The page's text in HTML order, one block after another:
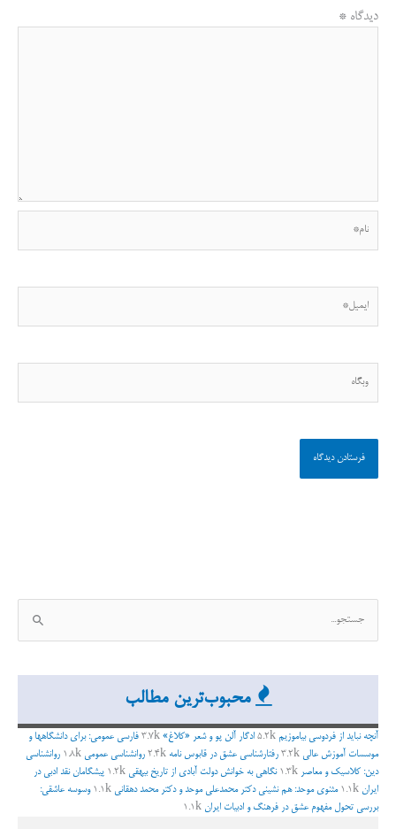
ب
ر
ا
محبوب‌ترین مطالب
آنچه نباید از فردوسی بیاموزیم ادگار آلن پو و شعر «کلاغ»
فارسی عمومی: برای دانشگاهها و
موسسات آموزش عالی
رفتارشناسی عشق در قابوس نامه روانشناسی عمومی
روانشناسی
دین: کلاسیک و معاصر
نگاهی به خوانش دولت آبادی از تاریخ بیهقی
پیشگامان نقد ادبی در
ایران
مثنوی موحد: هم نشینی دکتر محمدعلی موحد و دکتر محمد دهقانی
وسوسه عاشقی:
بررسی تحول مفهوم عشق در فرهنگ و ادبیات ایران
دیدگاه *